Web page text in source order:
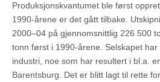
Produksjonskvantumet ble først
1990-årene er det gått tilbake.
2000–04 på gjennomsnittlig 226 500
tonn først i 1990-årene. Selskapet
industri, noe som har resultert i bl.a.
Barentsburg. Det er blitt lagt til rette